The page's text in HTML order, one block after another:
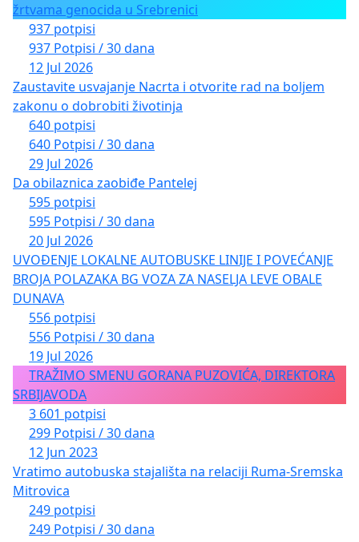
žrtvama genocida u Srebrenici
937 potpisi
937 Potpisi / 30 dana
12 Jul 2026
Zaustavite usvajanje Nacrta i otvorite rad na boljem
zakonu o dobrobiti životinja
640 potpisi
640 Potpisi / 30 dana
29 Jul 2026
Da obilaznica zaobiđe Pantelej
595 potpisi
595 Potpisi / 30 dana
20 Jul 2026
UVOĐENJE LOKALNE AUTOBUSKE LINIJE I POVEĆANJE
BROJA POLAZAKA BG VOZA ZA NASELJA LEVE OBALE
DUNAVA
556 potpisi
556 Potpisi / 30 dana
19 Jul 2026
TRAŽIMO SMENU GORANA PUZOVIĆA, DIREKTORA
SRBIJAVODA
3 601 potpisi
299 Potpisi / 30 dana
12 Jun 2023
Vratimo autobuska stajališta na relaciji Ruma-Sremska
Mitrovica
249 potpisi
249 Potpisi / 30 dana